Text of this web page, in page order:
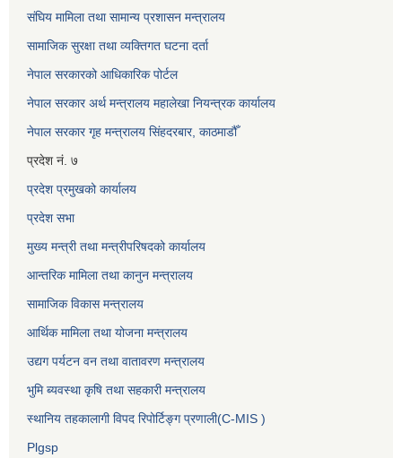
संघिय मामिला तथा सामान्य प्रशासन मन्त्रालय
सामाजिक सुरक्षा तथा व्यक्तिगत घटना दर्ता
नेपाल सरकारको आधिकारिक पोर्टल
नेपाल सरकार अर्थ मन्त्रालय महालेखा नियन्त्रक कार्यालय
नेपाल सरकार गृह मन्त्रालय सिंहदरबार, काठमाडौँ
प्रदेश नं. ७
प्रदेश प्रमुखको कार्यालय
प्रदेश सभा
मुख्य मन्त्री तथा मन्त्रीपरिषदको कार्यालय
आन्तरिक मामिला तथा कानुन मन्त्रालय
सामाजिक विकास मन्त्रालय
आर्थिक मामिला तथा योजना मन्त्रालय
उद्यग पर्यटन वन तथा वातावरण मन्त्रालय
भुमि ब्यवस्था कृषि तथा सहकारी मन्त्रालय
स्थानिय तहकालागी विपद रिपोर्टिङ्ग प्रणाली(C-MIS )
Plgsp